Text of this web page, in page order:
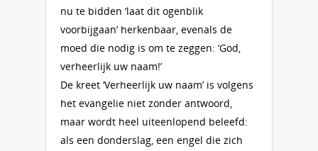
nu te bidden ‘laat dit ogenblik
voorbijgaan’ herkenbaar, evenals de
moed die nodig is om te zeggen: ‘God,
verheerlijk uw naam!’
De kreet ‘Verheerlijk uw naam’ is volgens
het evangelie niet zonder antwoord,
maar wordt heel uiteenlopend beleefd:
als een donderslag, een engel die zich